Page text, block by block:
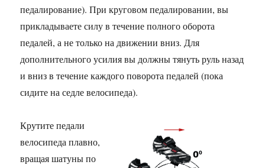
педалирование). При круговом педалировании, вы
прикладываете силу в течение полного оборота
педалей, а не только на движении вниз. Для
дополнительного усилия вы должны тянуть руль назад
и вниз в течение каждого поворота педалей (пока
сидите на седле велосипеда).
Крутите педали
велосипеда плавно,
вращая шатуны по